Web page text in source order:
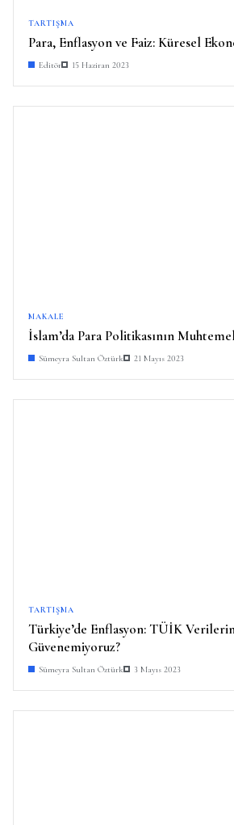
TARTIŞMA
Para, Enflasyon ve Faiz: Küresel
Editör 15 Haziran 2023
MAKALE
İslam’da Para Politikasının
Sümeyra Sultan Öztürk 21 Mayıs 2023
TARTIŞMA
Türkiye’de Enflasyon: TÜİK
Güvenemiyoruz?
Sümeyra Sultan Öztürk 3 Mayıs 2023